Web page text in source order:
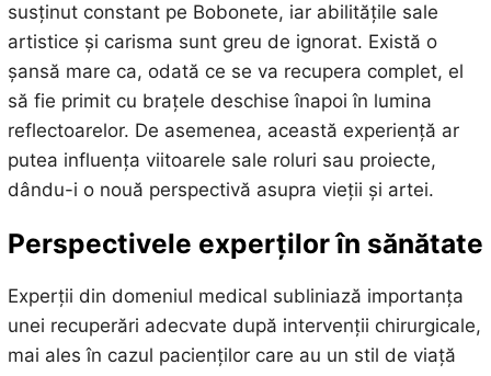
susținut constant pe Bobonete, iar abilitățile sale
artistice și carisma sunt greu de ignorat. Există o
șansă mare ca, odată ce se va recupera complet, el
să fie primit cu brațele deschise înapoi în lumina
reflectoarelor. De asemenea, această experiență ar
putea influența viitoarele sale roluri sau proiecte,
dându-i o nouă perspectivă asupra vieții și artei.
Perspectivele experților în sănătate
Experții din domeniul medical subliniază importanța
unei recuperări adecvate după intervenții chirurgicale,
mai ales în cazul pacienților care au un stil de viață